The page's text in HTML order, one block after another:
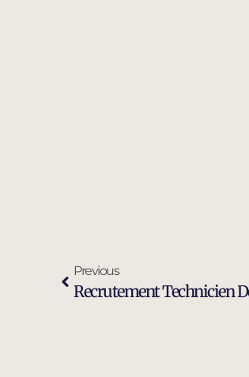
Previous
Recrutement Technicien